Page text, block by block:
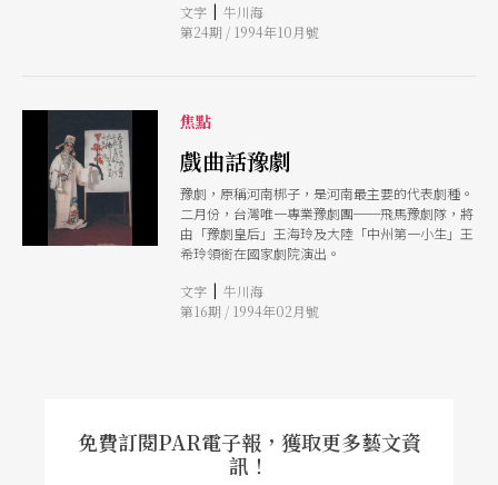
十團，演出更近百場。至於兩岸雙方戲劇團隊在編
劇、導演、演員等各方面合作演出，更是有增無
曲之旅、戲曲之旅等參觀戲曲文物、觀賞演出、兩
岸學者座談等交流活動也是不絕於途，大陸戲劇學
者受邀來台參與學術會議者也陸續增加。 爲因應
兩岸戲劇活動的交流發展態勢，由中華戲劇學會主
辦，財團法人海峽交流基金會協辦，陸委會及敎育
部贊助，透過大陸「中國戲劇家協會」邀請大陸地
區著名學者專家組成「大陸地區戲劇家訪問團」，
將於十月十八日展開爲期十二天的活動行程。
的民間學術團體，「中國戲劇家協會」則是大陸戲
劇界組織規模最大，結合層面最廣的戲劇工作者群
家以及戲劇領導家、戲劇活動家。 這次由中國戲
劇家協會會員所組成的「大陸地區戲劇家訪問團」
計有十四名成員，除隨團行政人員一名，文字記者
文字 | 牛川海
第24期 / 1994年10月號
焦點
戲曲話豫劇
豫劇，原稱河南梆子，是河南最主要的代表劇種。
二月份，台灣唯一專業豫劇團──飛馬豫劇隊，將
由「豫劇皇后」王海玲及大陸「中州第一小生」王
希玲領銜在國家劇院演出。
文字 | 牛川海
第16期 / 1994年02月號
免費訂閱PAR電子報，獲取更多藝文資
訊！